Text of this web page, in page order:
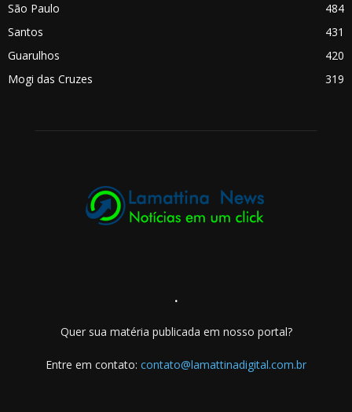
São Paulo
484
Santos
431
Guarulhos
420
Mogi das Cruzes
319
.
Quer sua matéria publicada em nosso portal?
Entre em contato: contato@lamattinadigital.com.br